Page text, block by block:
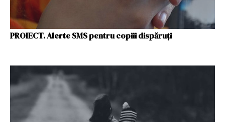
PROIECT. Alerte SMS pentru copiii dispăruţi